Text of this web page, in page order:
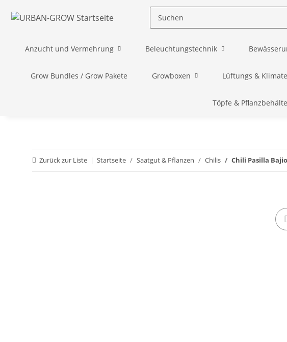
Anzucht und Vermehrung Beleuchtungstechnik
Grow Bundles / Grow Pakete Growboxen Lüftungs &
Töpfe &
Zurück zur Liste Startseite Saatgut & Pflanzen Chilis Chili Pasilla Bajio